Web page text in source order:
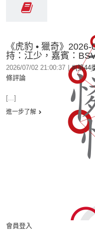
《虎豹 • 獵奇》
持：江少，嘉賓：
2026/07/02 21:00:37 #(第44
條評論
[...]
進一步了解
會員登入